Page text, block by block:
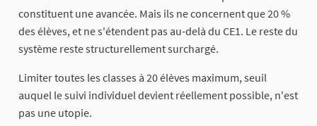
constituent une avancée. Mais ils ne concernent que 20 %
des élèves, et ne s'étendent pas au-delà du CE1. Le reste du
système reste structurellement surchargé.
Limiter toutes les classes à 20 élèves maximum, seuil
auquel le suivi individuel devient réellement possible, n'est
pas une utopie.